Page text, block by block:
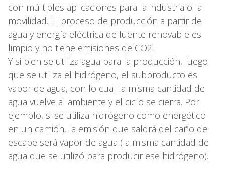
con múltiples aplicaciones para la industria o la
movilidad. El proceso de producción a partir de
agua y energía eléctrica de fuente renovable es
limpio y no tiene emisiones de CO2.
Y si bien se utiliza agua para la producción, luego
que se utiliza el hidrógeno, el subproducto es
vapor de agua, con lo cual la misma cantidad de
agua vuelve al ambiente y el ciclo se cierra. Por
ejemplo, si se utiliza hidrógeno como energético
en un camión, la emisión que saldrá del caño de
escape será vapor de agua (la misma cantidad de
agua que se utilizó para producir ese hidrógeno).